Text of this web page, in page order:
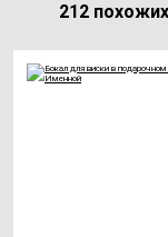
212